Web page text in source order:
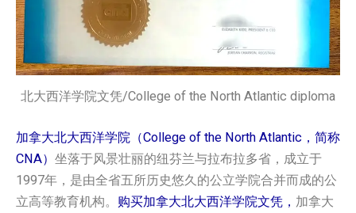
北大西洋学院文凭/College of the North Atlantic diploma
加拿大北大西洋学院（College of the North Atlantic，简称
CNA） 坐落于风景壮丽的纽芬兰与拉布拉多省，成立于
1997年，是由全省五所历史悠久的公立学院合并而成的公
立高等教育机构。 购买加拿大北大西洋学院文凭， 加拿大